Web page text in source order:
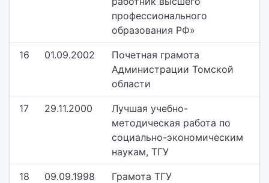
профессионального
образования РФ»
16 01.09.2002
Почетная грамота
Администрации Томской
области
17 29.11.2000
Лучшая учебно-
методическая работа по
социально-экономическим
наукам, ТГУ
18 09.09.1998 Грамота ТГУ